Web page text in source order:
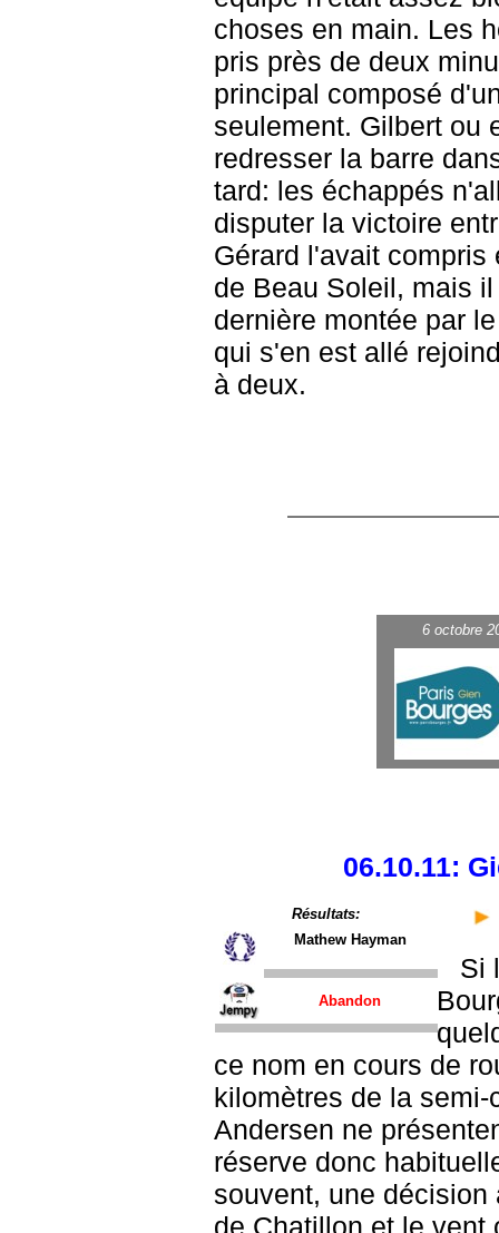
choses en main. Les
pris près de deux
principal composé
seulement. Gilbert ou
redresser la barre
tard: les échappés
disputer la victoire
Gérard l'avait
de Beau Soleil, mais
dernière montée par
qui s'en est allé
à deux.
6 octobre
06.10.11:
Résultats:
Mathew Hayman
Abandon
Si
ce nom en cours de
kilomètres de la
Andersen ne
réserve donc
souvent, une
de Chatillon et le vent